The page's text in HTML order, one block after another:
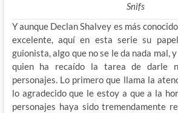
Snifs
Y aunque Declan Shalvey es más
excelente, aquí en esta serie su
guionista, algo que no se le da nada mal,
quien ha recaído la tarea de darle
personajes. Lo primero que llama la
lo agradecido que le estoy a que a la
personajes haya sido tremendamente